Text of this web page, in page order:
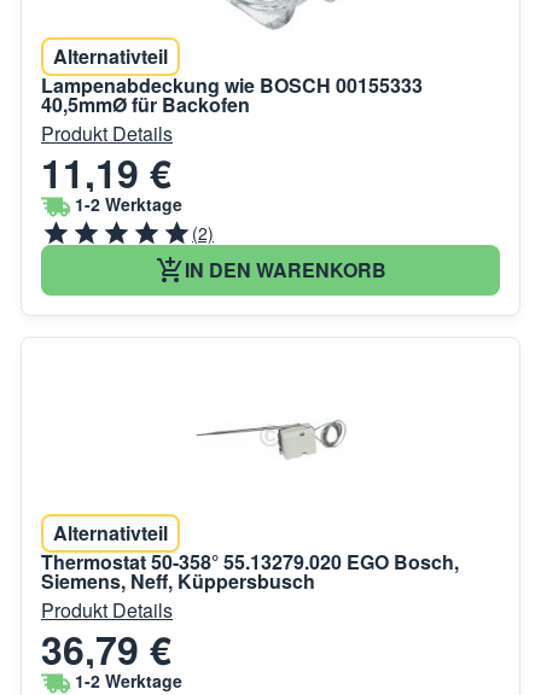
Alternativteil
Lampenabdeckung wie BOSCH 00155333
40,5mmØ für Backofen
Produkt Details
11,19 €
1-2 Werktage
(2)
IN DEN WARENKORB
Alternativteil
Thermostat 50-358° 55.13279.020 EGO Bosch,
Siemens, Neff, Küppersbusch
Produkt Details
36,79 €
1-2 Werktage